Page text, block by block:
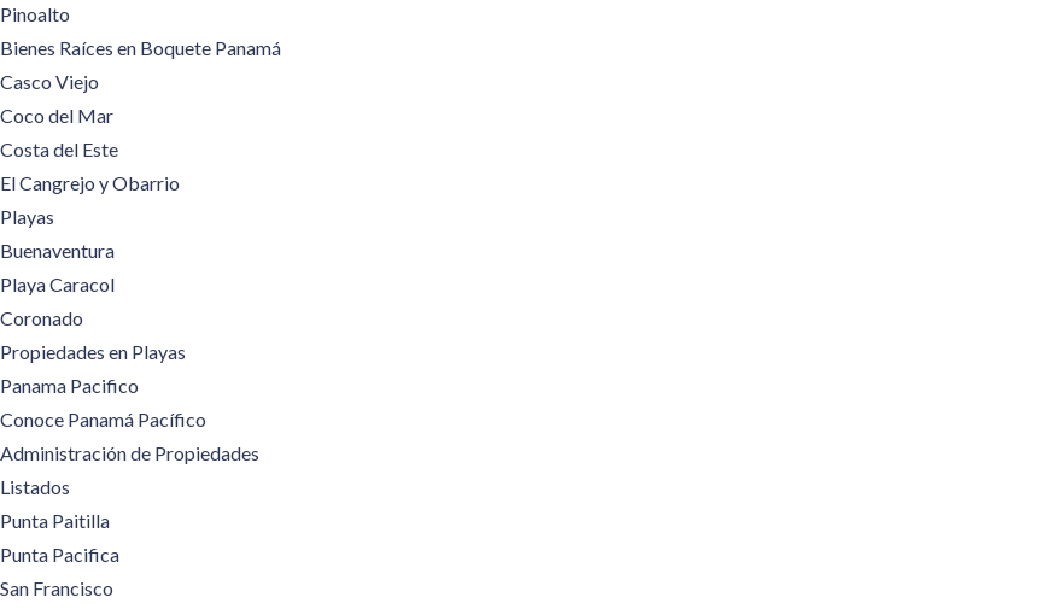
Pinoalto
Bienes Raíces en Boquete Panamá
Casco Viejo
Coco del Mar
Costa del Este
El Cangrejo y Obarrio
Playas
Buenaventura
Playa Caracol
Coronado
Propiedades en Playas
Panama Pacifico
Conoce Panamá Pacífico
Administración de Propiedades
Listados
Punta Paitilla
Punta Pacifica
San Francisco